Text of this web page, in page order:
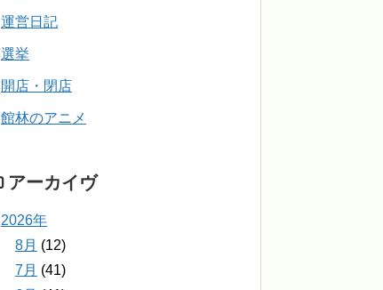
運営日記
選挙
開店・閉店
館林のアニメ
アーカイヴ
2026年
8月 (12)
7月 (41)